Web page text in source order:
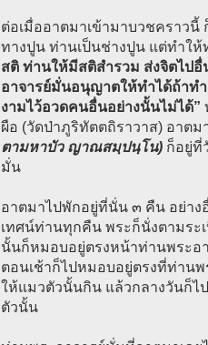
ต่อเมื่ออาตมาเข้ามาบวชคราวนี้
ทางปูน ท่านเป็นช่างปูน แต่ทำใ
สติ ท่านให้มีสติสำรวม ส่งจิตไป
อาจารย์มั่นอนุญาตให้ทำได้ถ้าท
งามไว้อวดคนอื่นอย่างนั้นไม่ได้”
ผือ (วัดป่าภูริทัตตถิราวาส) อาตม
ตามหาบัว ญาณสมฺปนฺโน) ก็อยู่ที่
มั่น
อาตมาไปพักอยู่ที่นั่น ๓ คืน อย่าง
เทศน์ท่านทุกคืน พระก็นั่งตามระ
นั้นก็หมอบอยู่ตรงหน้าท่านพระอ
ตอนเช้าก็ไปหมอบอยู่ตรงที่ท่าน
ให้แมวตัวนั้นกิน แล้วกลางวันก็
ตัวนั้น